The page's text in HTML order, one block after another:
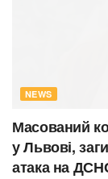
NEWS
Масований
у Львові,
атака на